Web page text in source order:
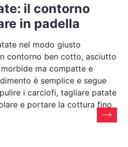
il contorno
in padella
nel modo giusto
contorno ben cotto, asciutto
ma compatte e
è semplice e segue
i carciofi, tagliare patate
e portare la cottura fino